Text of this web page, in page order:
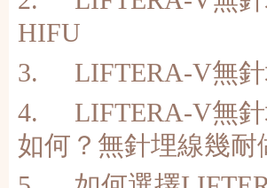
HIFU
3.
LIFTERA-V無
4.
LIFTERA-V無
如何？無針埋線幾耐